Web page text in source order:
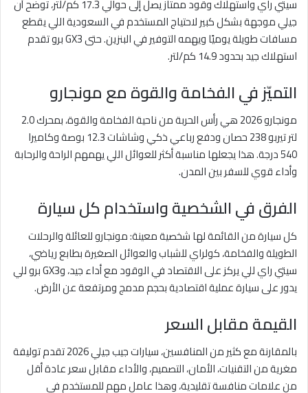
سيتي راي واستهلاك وقود ممتاز يصل إلى حوالي 17.3 كم/لتر، توضح أن
جيلي موجهة بشكل كبير لاحتياج المستخدم في السعودية اللي يقطع
مسافات طويلة يوميًا ويهمه التوفير في البنزين. حتى GX3 برو تقدم
استهلاك جيد بحدود 14.9 كم/لتر.
التميّز في الفخامة والقوة مع مونجارو
مونجارو 2026 هي رأس الحربة من ناحية الفخامة والقوة، بمحرك 2.0
لتر تيربو 238 حصان ودفع رباعي ذكي وشاشات 12.3 بوصة وكاميرا
540 درجة. هذا يجعلها مناسبة أكثر للعوائل اللي يهمهم الراحة والرحابة
وأداء قوي للسفر بين المدن.
الفرق في الشخصية واستخدام كل سيارة
كل سيارة من القائمة لها شخصية معينة: مونجارو للعائلة والرحلات
الطويلة والفخامة، كولراي للشباب والعوائل الصغيرة بطابع رياضي،
سيتي راي للي يركز على الاقتصاد في الوقود مع أداء جيد، وGX3 برو للي
يدور على سيارة عملية اقتصادية بحجم مدمج ومرتفعة عن الأرض.
القيمة مقابل السعر
بالمقارنة مع كثير من المنافسين، سيارات جيب جيلي 2026 تقدم توليفة
مغرية من التقنيات، الأمان، التصميم، والأداء مقابل سعر عادة أقل
من علامات منافسة تقليدية، وهذا عامل مهم للمستخدم في